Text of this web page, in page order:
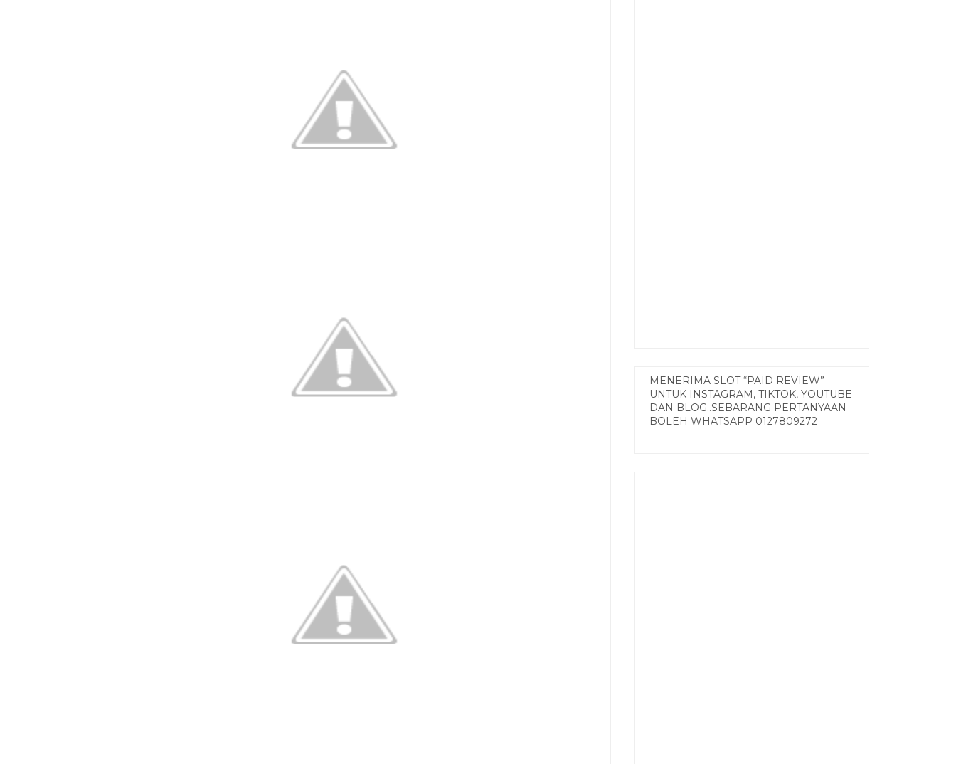
MENERIMA SLOT “PAID REVIEW”
UNTUK INSTAGRAM, TIKTOK, YOUTUBE
DAN BLOG..SEBARANG PERTANYAAN
BOLEH WHATSAPP 0127809272